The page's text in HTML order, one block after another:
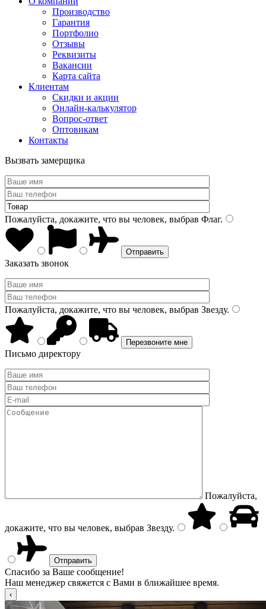
Производство
Гарантия
Портфолио
Отзывы
Реквизиты
Вакансии
Карта сайта
Клиентам
Скидки и акции
Онлайн-калькулятор
Вопрос-ответ
Оптовикам
Контакты
Вызвать замерщика
Пожалуйста, докажите, что вы человек, выбрав Флаг.
Заказать звонок
Пожалуйста, докажите, что вы человек, выбрав Звезду.
Письмо директору
Пожалуйста,
докажите, что вы человек, выбрав Звезду.
Спасибо за Ваше сообщение!
Наш менеджер свяжется с Вами в ближайшее время.